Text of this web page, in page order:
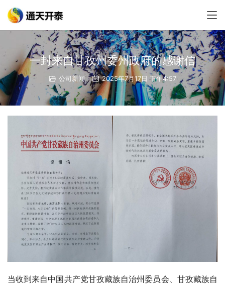
一封来自甘孜州委州政府的感谢信
公司新闻 2025年7月17日 下午4:57
当收到来自中国共产党甘孜藏族自治州委员会、甘孜藏族自